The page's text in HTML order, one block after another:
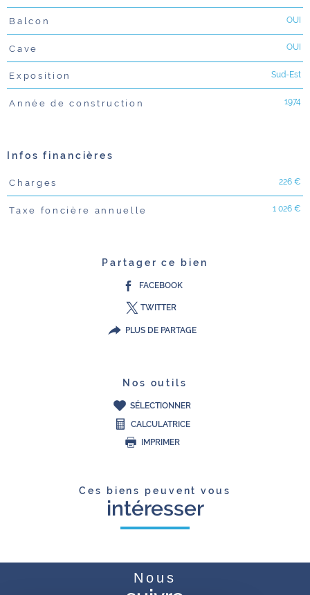
Balcon OUI
Cave OUI
Exposition Sud-Est
Année de construction 1974
Infos financières
Caractéristiques
Charges 226 €
Taxe foncière annuelle 1 026 €
Partager ce bien
FACEBOOK
TWITTER
PLUS DE PARTAGE
Nos outils
SÉLECTIONNER
CALCULATRICE
IMPRIMER
Ces biens peuvent vous
intéresser
Nous